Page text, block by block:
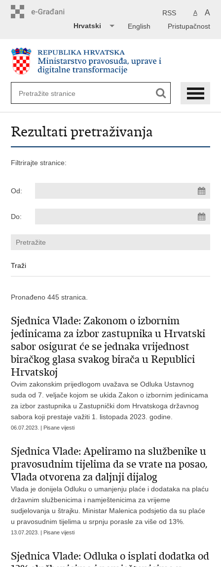
A A
RSS
Pristupačnost
English
Hrvatski
Rezultati pretraživanja
Filtrirajte stranice:
Od:
Do:
Pronađeno 445 stranica.
Sjednica Vlade: Zakonom o izbornim
jedinicama za izbor zastupnika u Hrvatski
sabor osigurat će se jednaka vrijednost
biračkog glasa svakog birača u Republici
Hrvatskoj
Ovim zakonskim prijedlogom uvažava se Odluka Ustavnog
suda od 7. veljače kojom se ukida Zakon o izbornim jedinicama
za izbor zastupnika u Zastupnički dom Hrvatskoga državnog
sabora koji prestaje važiti 1. listopada 2023. godine.
06.07.2023. | Pisane vijesti
Sjednica Vlade: Apeliramo na službenike u
pravosudnim tijelima da se vrate na posao,
Vlada otvorena za daljnji dijalog
Vlada je donijela Odluku o umanjenju plaće i dodataka na plaću
državnim službenicima i namještenicima za vrijeme
sudjelovanja u štrajku. Ministar Malenica podsjetio da su plaće
u pravosudnim tijelima u srpnju porasle za više od 13%.
13.07.2023. | Pisane vijesti
Sjednica Vlade: Odluka o isplati dodatka od